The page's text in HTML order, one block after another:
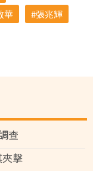
華
張兆輝
查
擊